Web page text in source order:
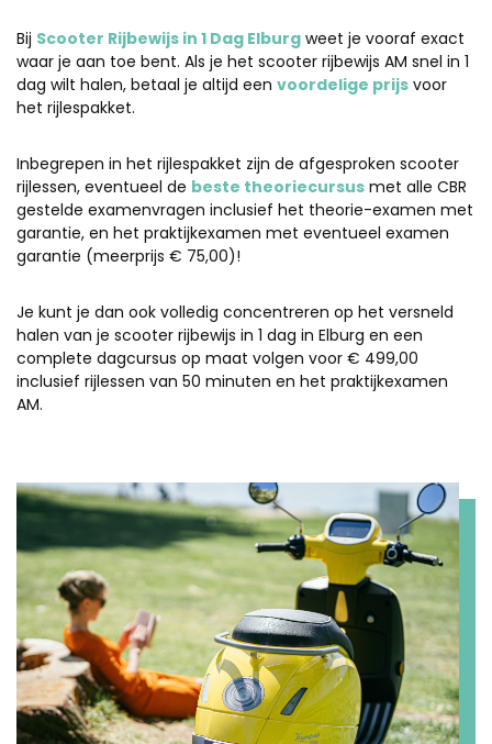
Bij Scooter Rijbewijs in 1 Dag Elburg weet je vooraf exact
waar je aan toe bent. Als je het scooter rijbewijs AM snel in 1
dag wilt halen, betaal je altijd een voordelige prijs voor
het rijlespakket.
Inbegrepen in het rijlespakket zijn de afgesproken scooter
rijlessen, eventueel de beste theoriecursus met alle CBR
gestelde examenvragen inclusief het theorie-examen met
garantie, en het praktijkexamen met eventueel examen
garantie (meerprijs € 75,00)!
Je kunt je dan ook volledig concentreren op het versneld
halen van je scooter rijbewijs in 1 dag in Elburg en een
complete dagcursus op maat volgen voor € 499,00
inclusief rijlessen van 50 minuten en het praktijkexamen
AM.